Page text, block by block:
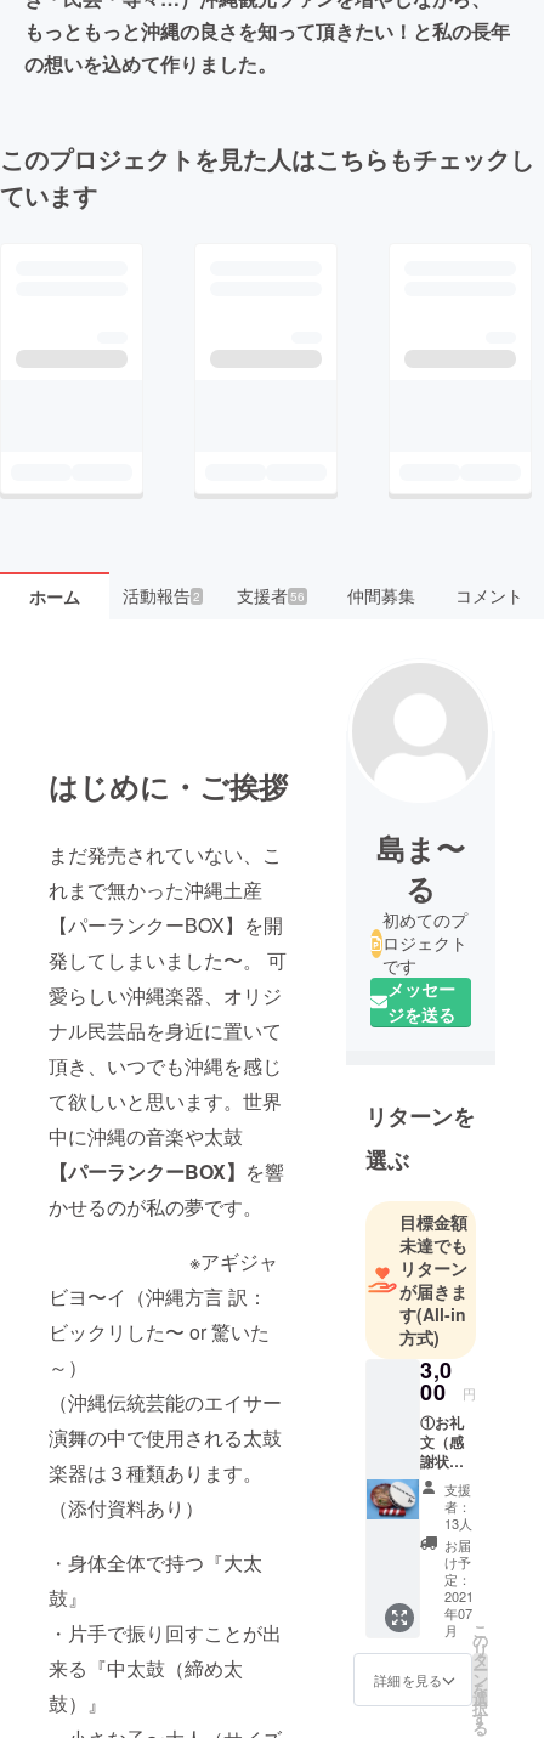
もっともっと沖縄の良さを知って頂きたい！と私の長年
の想いを込めて作りました。
このプロジェクトを見た人はこちらもチェックし
ています
ホーム 活動報告2 支援者56 仲間募集 コメント
はじめに・ご挨拶
まだ発売されていない、こ
れまで無かった沖縄土産
【パーランクーBOX】を開
発してしまいました〜。 可
愛らしい沖縄楽器、オリジ
ナル民芸品を身近に置いて
頂き、いつでも沖縄を感じ
て欲しいと思います。世界
中に沖縄の音楽や太鼓
【パーランクーBOX】 を響
かせるのが私の夢です。
※アギジャ
ビヨ〜イ（沖縄方言 訳：
ビックリした〜 or 驚いた
～）
（沖縄伝統芸能のエイサー
演舞の中で使用される太鼓
楽器は３種類あります。
（添付資料あり）
・身体全体で持つ『大太
鼓』
・片手で振り回すことが出
来る『中太鼓（締め太
鼓）』
島ま〜
る
初めてのプ
ロジェクト
です
メッセー
ジを送る
リターンを
選ぶ
目標金額
未達でも
リターン
が届きま
す(All-in
方式)
3,0
00 円
①お礼
文（感
謝状）
②パー
ラン
クー
BOX(バ
チ付）×
１SET
③沖縄
菓子
（ちん
すこ
う）
支援
者：
13人
お届
け予
定：
2021
年07
月
詳細を見る
こ
の
リ
タ
ー
ン
を
選
択
す
る